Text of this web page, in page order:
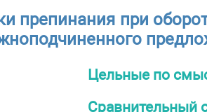
препинания при
Цельные по
Сравнительный